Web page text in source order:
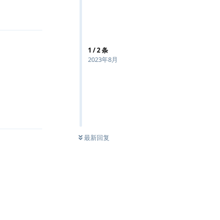
1 /2条
2023年8月
最新回复